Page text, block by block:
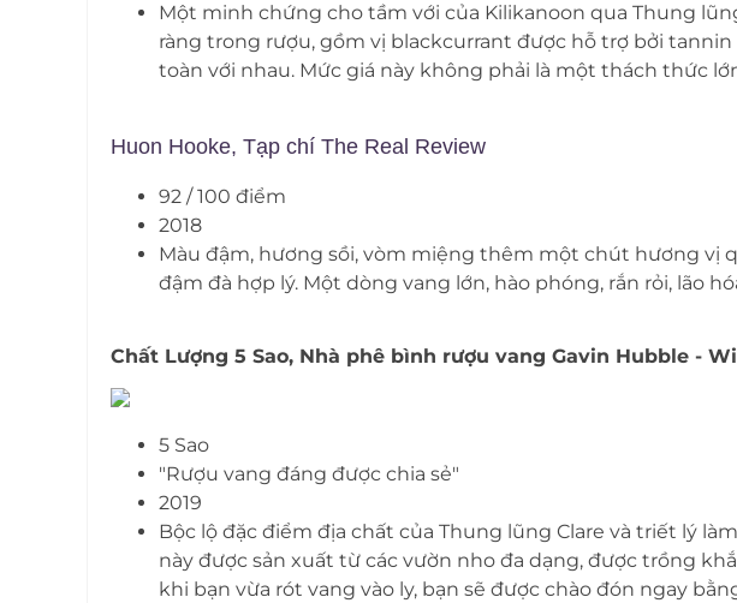
Một minh chứng cho tầm với của Kilikanoon qua Thung
ràng trong rượu, gồm vị blackcurrant được hỗ trợ bởi
toàn với nhau. Mức giá này không phải là một thách thức
Huon Hooke, Tạp chí The Real Review
92 / 100 điểm
2018
Màu đậm, hương sồi, vòm miệng thêm một chút hương vị
đậm đà hợp lý. Một dòng vang lớn, hào phóng, rắn rỏi, lão
Chất Lượng 5 Sao, Nhà phê bình rượu vang Gavin Hubble -
5 Sao
"Rượu vang đáng được chia sẻ"
2019
Bộc lộ đặc điểm địa chất của Thung lũng Clare và triết lý
này được sản xuất từ các vườn nho đa dạng, được trồng
khi bạn vừa rót vang vào ly, bạn sẽ được chào đón ngay